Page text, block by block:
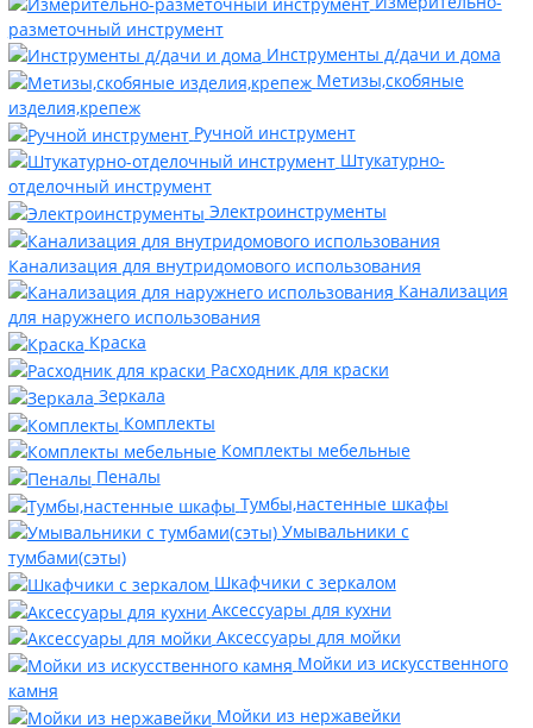
разметочный инструмент
Инструменты д/дачи и дома
Метизы,скобяные
изделия,крепеж
Ручной инструмент
Штукатурно-
отделочный инструмент
Электроинструменты
Канализация для внутридомового использования
Канализация
для наружнего использования
Краска
Расходник для краски
Зеркала
Комплекты
Комплекты мебельные
Пеналы
Тумбы,настенные шкафы
Умывальники с
тумбами(сэты)
Шкафчики с зеркалом
Аксессуары для кухни
Аксессуары для мойки
Мойки из искусственного
камня
Мойки из нержавейки